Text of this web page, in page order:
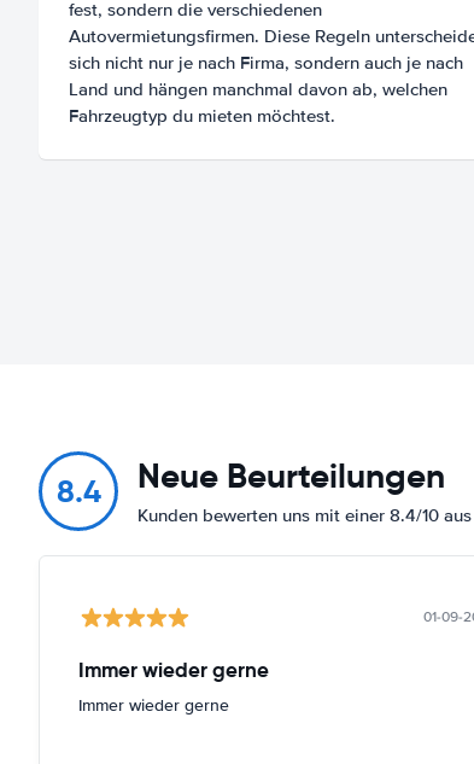
fest, sondern die verschiedenen
Autovermietungsfirmen. Diese Regeln
sich nicht nur je nach Firma, sondern auch je nach
Land und hängen manchmal davon ab, welchen
Fahrzeugtyp du mieten möchtest.
8.4 Neue Beurteilungen
Kunden bewerten uns mit einer 8.4/10
01-09-
Immer wieder gerne
Immer wieder gerne